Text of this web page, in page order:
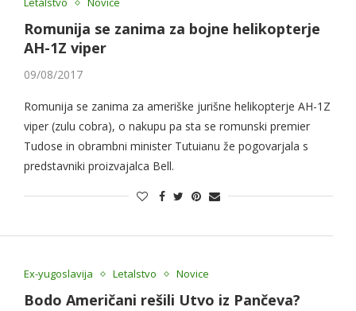
Romunija se zanima za bojne helikopterje
AH-1Z viper
09/08/2017
Romunija se zanima za ameriške jurišne helikopterje AH-1Z
viper (zulu cobra), o nakupu pa sta se romunski premier
Tudose in obrambni minister Tutuianu že pogovarjala s
predstavniki proizvajalca Bell.
Ex-yugoslavija Letalstvo Novice
Bodo Američani rešili Utvo iz Pančeva?